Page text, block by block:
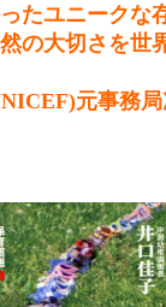
たユニークな
の大切さを世
元事務